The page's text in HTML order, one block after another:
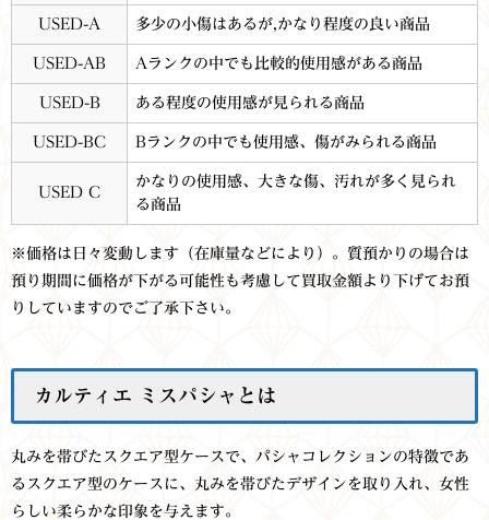
USED-A 多少の小傷はあるが,かなり程度の良い商品
USED-AB Aランクの中でも比較的使用感がある商品
USED-B ある程度の使用感が見られる商品
USED-BC Bランクの中でも使用感、傷がみられる商品
USED C
かなりの使用感、大きな傷、汚れが多く見られ
る商品
※価格は日々変動します（在庫量などにより）。質預かりの場合は
預り期間に価格が下がる可能性も考慮して買取金額より下げてお預
りしていますのでご了承下さい。
カルティエ ミスパシャ とは
丸みを帯びたスクエア型ケースで、パシャコレクションの特徴であ
るスクエア型のケースに、丸みを帯びたデザインを取り入れ、女性
らしい柔らかな印象を与えます。